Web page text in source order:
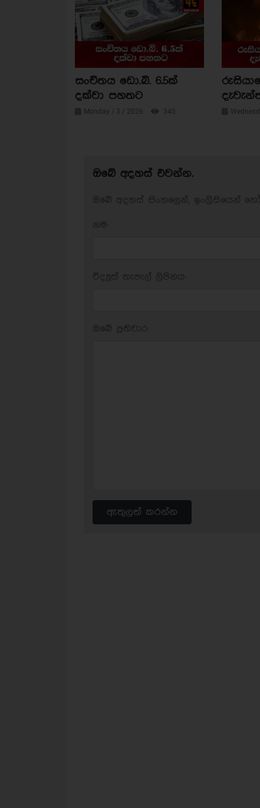
සංචිතය ඩො.බි. 6.5ක්
දක්වා පහතට
Monday / 3 / 2026 345
ඔබේ අදහස් එවන්න.
ඇතුලත් කරන්න